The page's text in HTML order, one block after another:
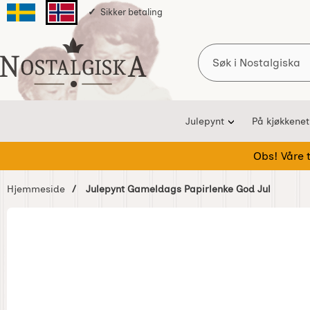
Svenska sidanNorska sidan
Sikker betaling
Startsiden for Nostalgiska
Søk
Julepynt På kjøkkenet
Obs! Våre
Hjemmeside Julepynt Gameldags Papirlenke God Jul